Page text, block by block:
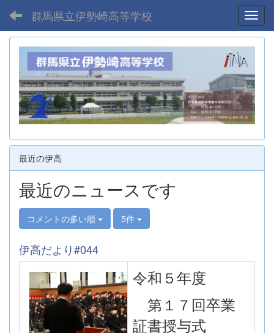
群馬県立伊勢崎高等学校
最近の伊高
最近のニュースです
コメントの多い順 5件
伊高だより#044
令和５年度
第１７回卒業
証書授与式